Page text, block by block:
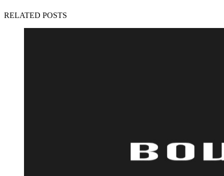
RELATED POSTS